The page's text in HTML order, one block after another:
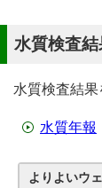
水質検査結
水質検査結果
水質年報
よりよいウ